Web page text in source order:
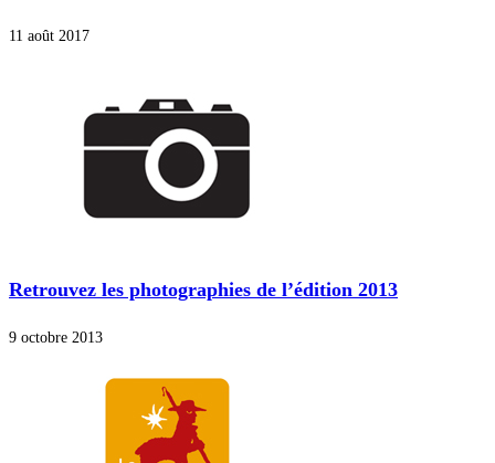
11 août 2017
Retrouvez les photographies de l’édition 2013
9 octobre 2013